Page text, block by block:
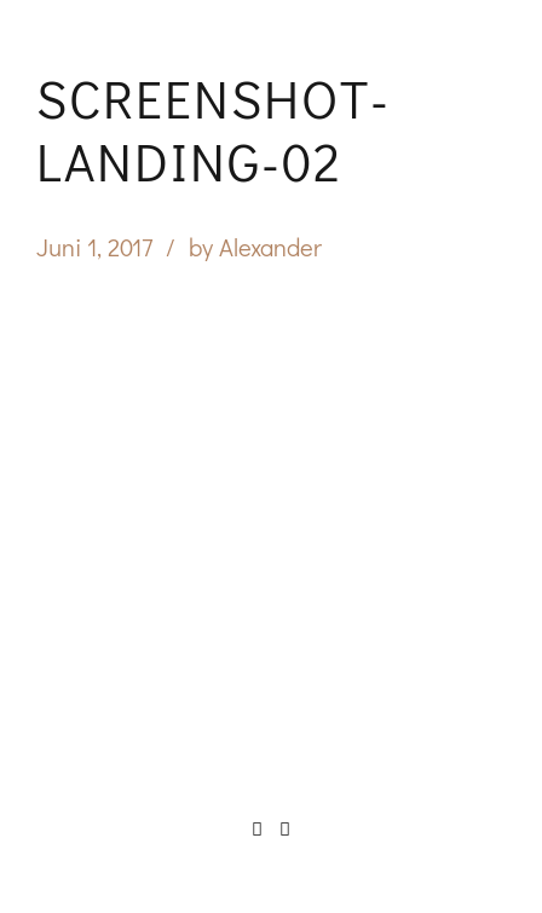
SCREENSHOT-
LANDING-02
Juni 1, 2017 by Alexander